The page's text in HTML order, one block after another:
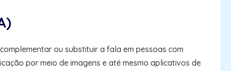
ou substituir a fala em pessoas com
por meio de imagens e até mesmo aplicativos de